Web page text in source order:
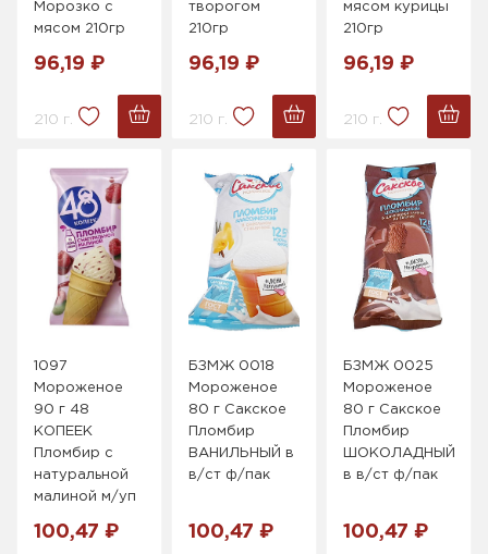
Морозко с
мясом 210гр
96,19 ₽
210 г.
творогом
210гр
96,19 ₽
210 г.
мясом курицы
210гр
96,19 ₽
210 г.
1097
Мороженое
90 г 48
КОПЕЕК
Пломбир с
натуральной
малиной м/уп
100,47 ₽
БЗМЖ 0018
Мороженое
80 г Сакское
Пломбир
ВАНИЛЬНЫЙ в
в/ст ф/пак
100,47 ₽
БЗМЖ 0025
Мороженое
80 г Сакское
Пломбир
ШОКОЛАДНЫЙ
в в/ст ф/пак
100,47 ₽